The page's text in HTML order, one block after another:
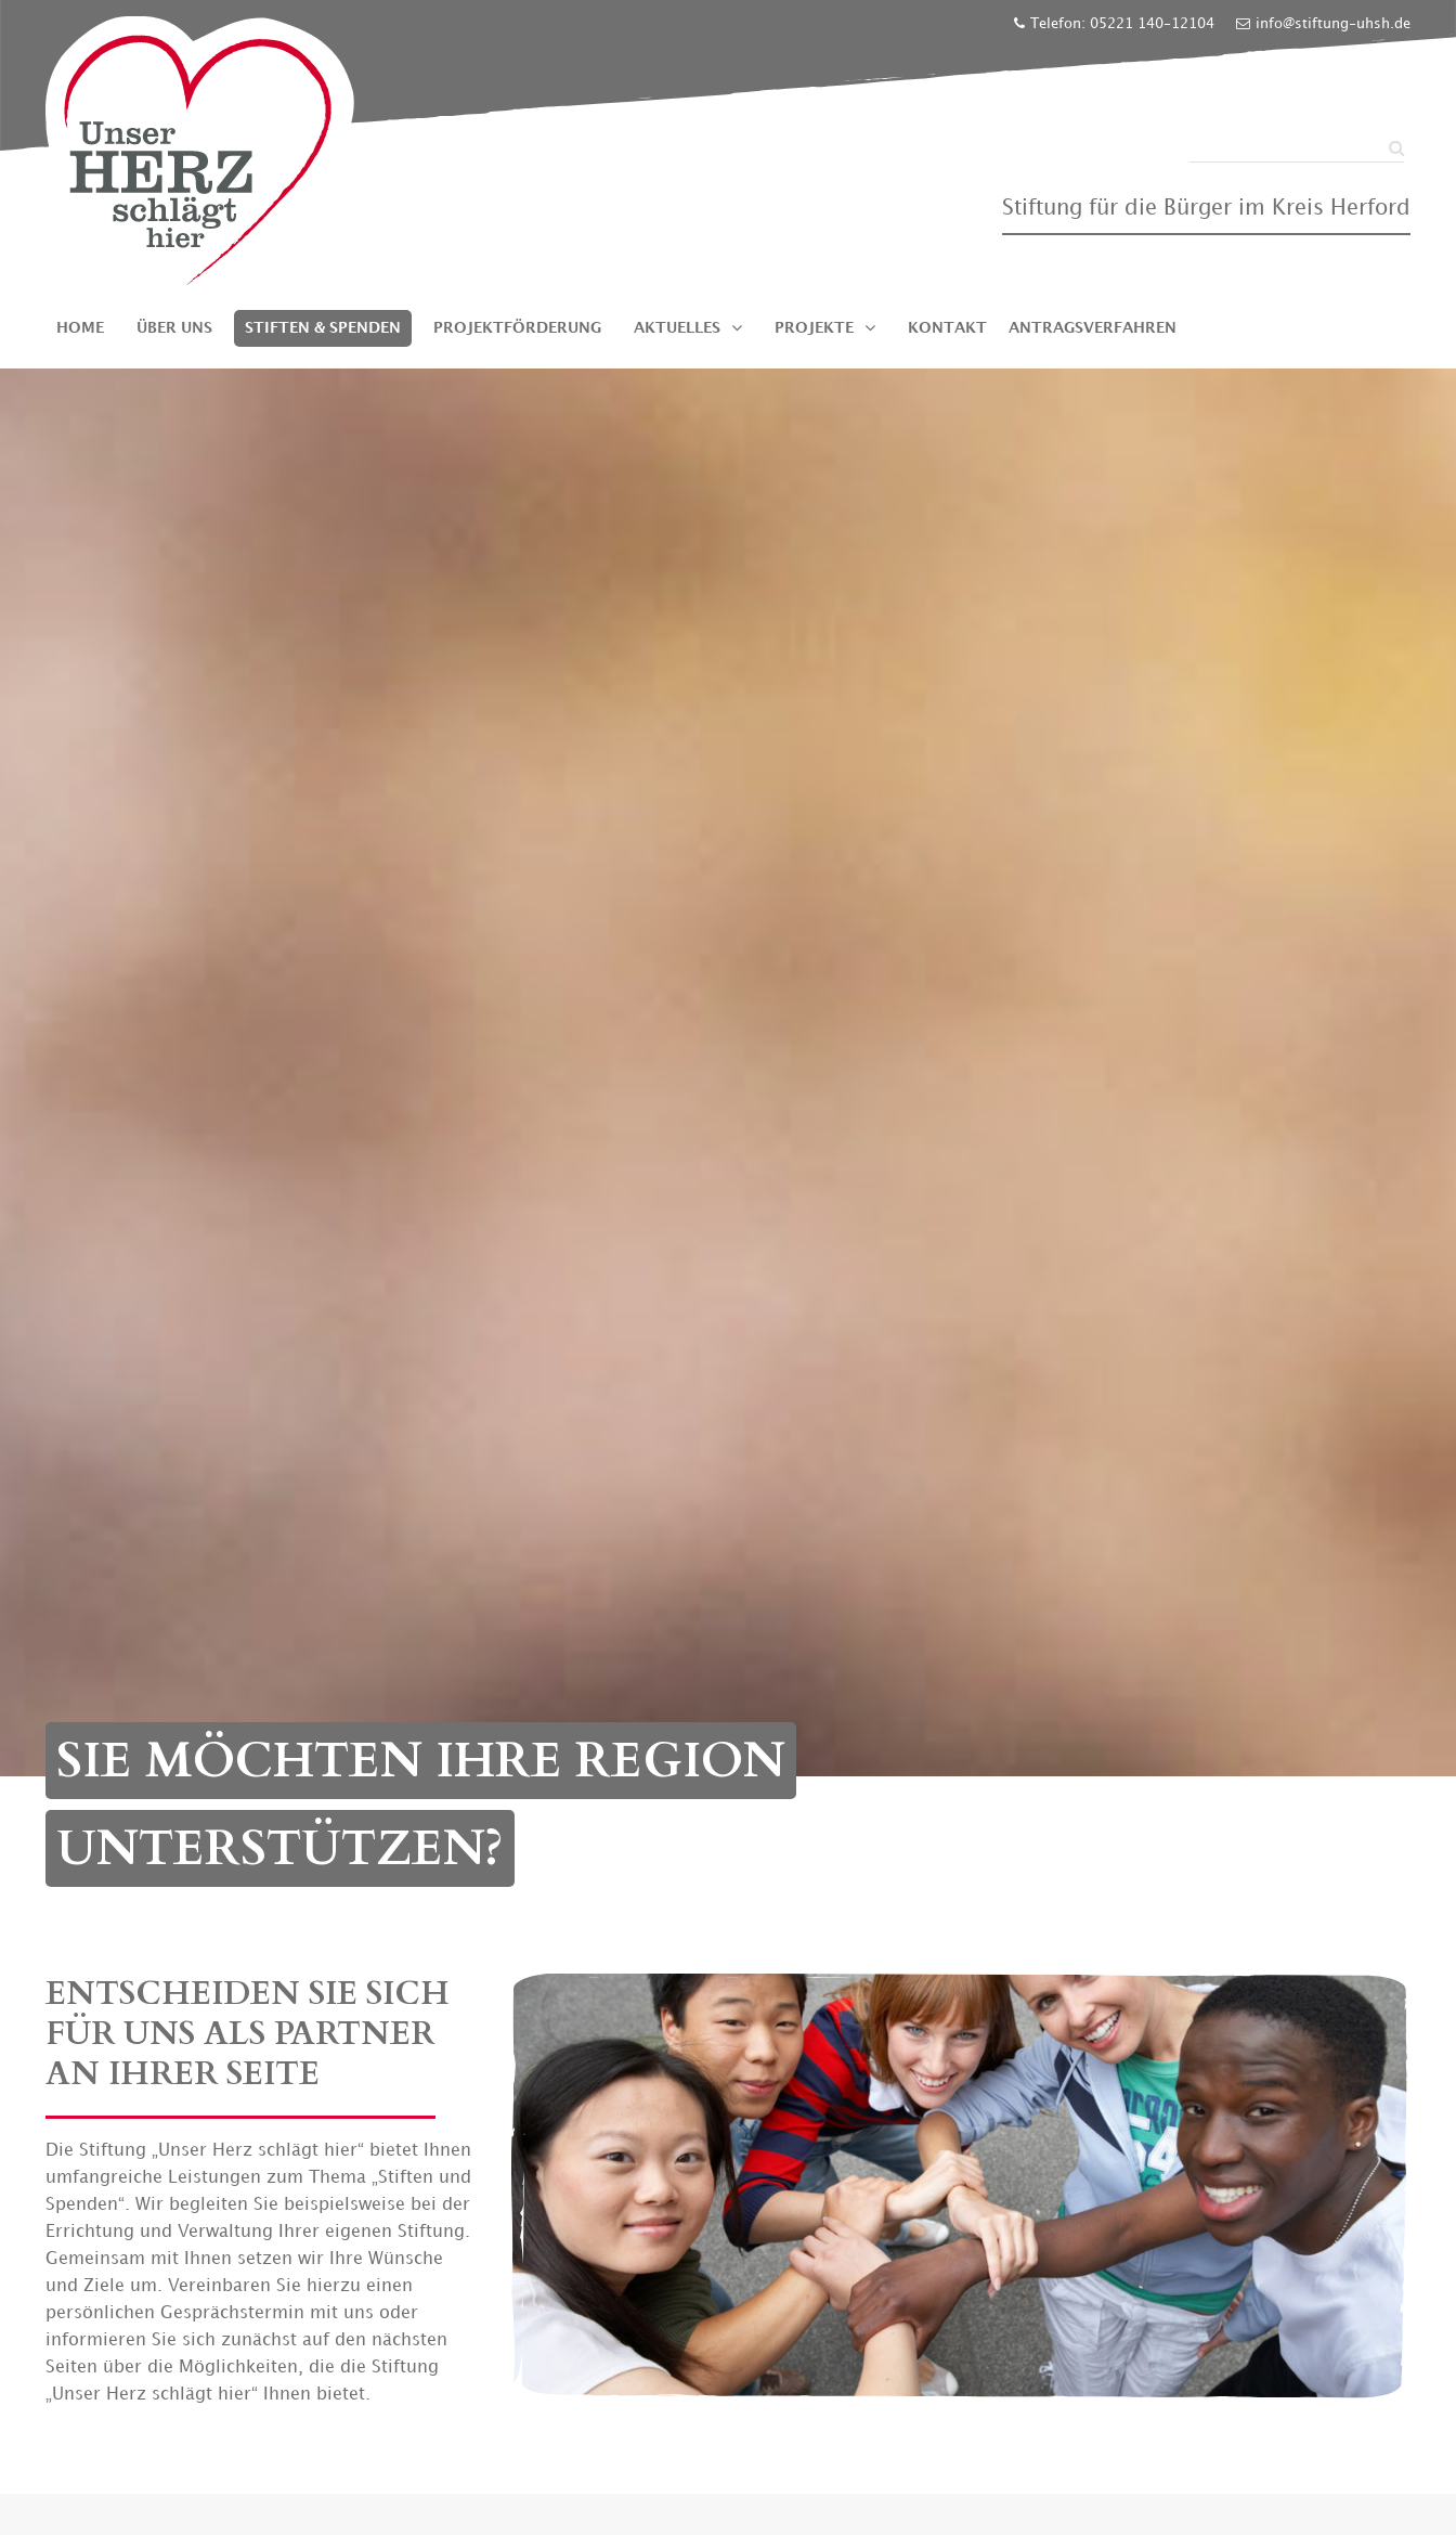
Telefon: 05221 140-12104 info@stiftung-uhsh.de
Stiftung für die Bürger im Kreis Herford
HOME ÜBER UNS STIFTEN & SPENDEN PROJEKTFÖRDERUNG AKTUELLES PROJEKTE KONTAKT ANTRAGSVERFAHREN
SIE MÖCHTEN IHRE REGION
UNTERSTÜTZEN?
ENTSCHEIDEN SIE SICH
FÜR UNS ALS PARTNER
AN IHRER SEITE
Die Stiftung „Unser Herz schlägt hier“ bietet Ihnen
umfangreiche Leistungen zum Thema „Stiften und
Spenden“. Wir begleiten Sie beispielsweise bei der
Errichtung und Verwaltung Ihrer eigenen Stiftung.
Gemeinsam mit Ihnen setzen wir Ihre Wünsche
und Ziele um. Vereinbaren Sie hierzu einen
persönlichen Gesprächstermin mit uns oder
informieren Sie sich zunächst auf den nächsten
Seiten über die Möglichkeiten, die die Stiftung
„Unser Herz schlägt hier“ Ihnen bietet.